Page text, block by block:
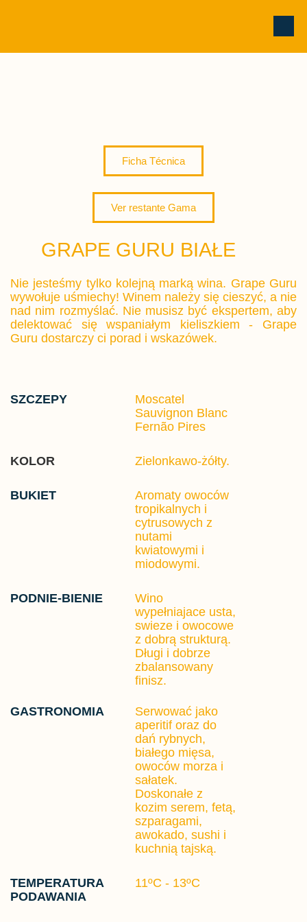
Ficha Técnica
Ver restante Gama
GRAPE GURU BIAŁE
Nie jesteśmy tylko kolejną marką wina. Grape Guru
wywołuje uśmiechy! Winem należy się cieszyć, a nie
nad nim rozmyślać. Nie musisz być ekspertem, aby
delektować się wspaniałym kieliszkiem - Grape
Guru dostarczy ci porad i wskazówek.
SZCZEPY
Moscatel
Sauvignon Blanc
Fernão Pires
KOLOR Zielonkawo-żółty.
BUKIET
Aromaty owoców
tropikalnych i
cytrusowych z
nutami
kwiatowymi i
miodowymi.
PODNIE-BIENIE
Wino
wypełniajace usta,
swieze i owocowe
z dobrą strukturą.
Długi i dobrze
zbalansowany
finisz.
GASTRONOMIA
Serwować jako
aperitif oraz do
dań rybnych,
białego mięsa,
owoców morza i
sałatek.
Doskonałe z
kozim serem, fetą,
szparagami,
awokado, sushi i
kuchnią tajską.
TEMPERATURA
PODAWANIA
11ºC - 13ºC